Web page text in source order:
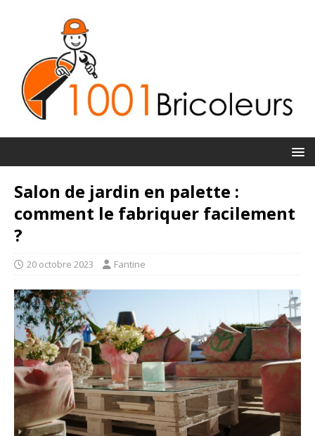
Salon de jardin en palette :
comment le fabriquer facilement
?
20 octobre 2023 Fantine